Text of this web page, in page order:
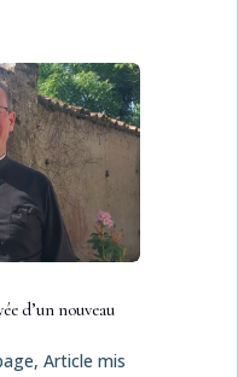
d’un nouveau
, Article mis